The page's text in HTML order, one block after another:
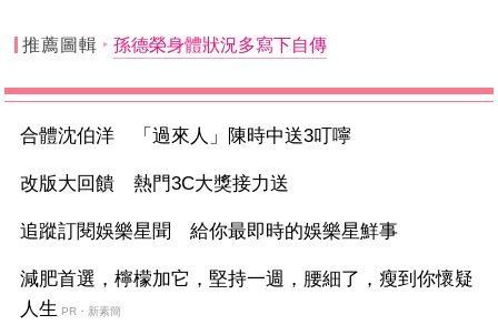
推薦圖輯 孫德榮身體狀況多寫下自傳
合體沈伯洋 「過來人」陳時中送3叮嚀
改版大回饋 熱門3C大獎接力送
追蹤訂閱娛樂星聞 給你最即時的娛樂星鮮事
減肥首選，檸檬加它，堅持一週，腰細了，瘦到你懷疑
人生 PR・新素簡